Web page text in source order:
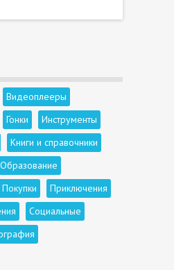
Видеоплееры
Гонки
Инструменты
Книги и справочники
Образование
Покупки
Приключения
Социальные